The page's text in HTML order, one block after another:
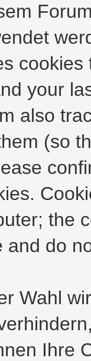
your
also
(so
the
and do
Wahl
Ihre